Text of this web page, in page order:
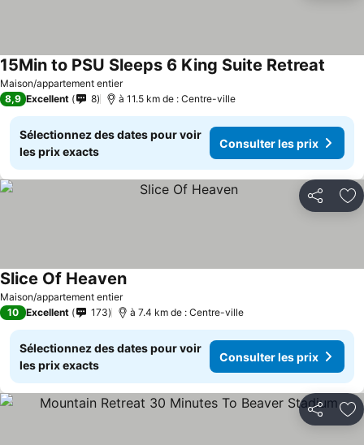
Maison/appartement entier
15Min to PSU Sleeps 6 King Suite Retreat
8,9 Excellent 8 à 11.5 km de : Centre-ville
Sélectionnez des dates pour voir
les prix exacts
Consulter les prix
Partager
Maison/appartement entier
Slice Of HeavenConsulter les prix
10 Excellent 173 à 7.4 km de : Centre-ville
Sélectionnez des dates pour voir
les prix exacts
Consulter les prix
Partager